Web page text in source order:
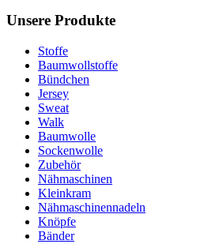
Unsere Produkte
Stoffe
Baumwollstoffe
Bündchen
Jersey
Sweat
Walk
Baumwolle
Sockenwolle
Zubehör
Nähmaschinen
Kleinkram
Nähmaschinennadeln
Knöpfe
Bänder